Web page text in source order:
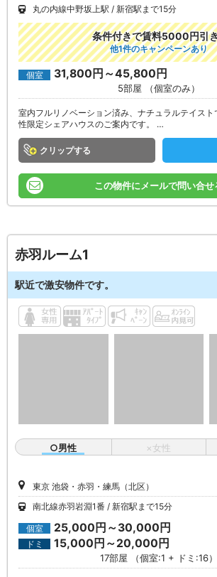
丸の内線中野坂上駅 新宿駅まで15分
条件付きで賃料5000円引
他1件のキャンペーンあり
個室 31,800円～45,800円
5部屋 （個室のみ）
室内フルリノベーション済み、ナチュラルテイス
性限定シェアハウスのご案内です。 …
クリップ
この物件にメールで問い合せ
赤羽ルーム1
駅近で激安物件です。
○男性 ×女性
東京 池袋・赤羽・練馬（北区）
南北線赤羽岩淵1番
新宿駅まで15分
個室 25,000円～30,000円
ドミ 15,000円～20,000円
17部屋 （個室:1 + ドミ:16）